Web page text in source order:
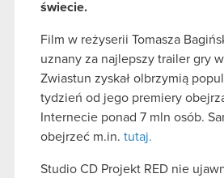
świecie.
Film w reżyserii Tomasza
uznany za najlepszy trailer gry
Zwiastun zyskał olbrzymią
tydzień od jego premiery
Internecie ponad 7 mln osób.
obejrzeć m.in. tutaj.
Studio CD Projekt RED nie